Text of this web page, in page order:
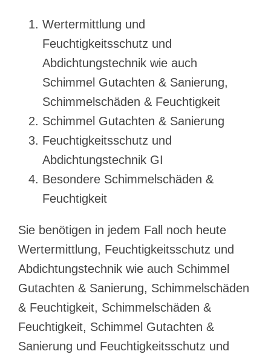
Wertermittlung und
Feuchtigkeitsschutz und
Abdichtungstechnik wie auch
Schimmel Gutachten & Sanierung,
Schimmelschäden & Feuchtigkeit
Schimmel Gutachten & Sanierung
Feuchtigkeitsschutz und
Abdichtungstechnik GI
Besondere Schimmelschäden &
Feuchtigkeit
Sie benötigen in jedem Fall noch heute
Wertermittlung, Feuchtigkeitsschutz und
Abdichtungstechnik wie auch Schimmel
Gutachten & Sanierung, Schimmelschäden
& Feuchtigkeit, Schimmelschäden &
Feuchtigkeit, Schimmel Gutachten &
Sanierung und Feuchtigkeitsschutz und